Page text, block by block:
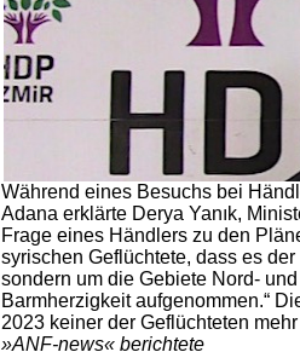
Während eines Besuchs bei
Adana erklärte Derya Yanık,
Frage eines Händlers zu den
syrischen Geflüchtete, dass es
sondern um die Gebiete Nord-
Barmherzigkeit aufgenommen.“
2023 keiner der Geflüchteten
»ANF-news« berichtete